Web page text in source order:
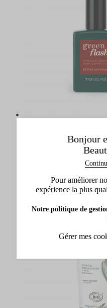
Vernis Green Flash
11 couleurs disponibles
19,00 €
Ajouter
Bonjour
Pour améliorer
expérience la plus
Notre politique de
Gérer mes